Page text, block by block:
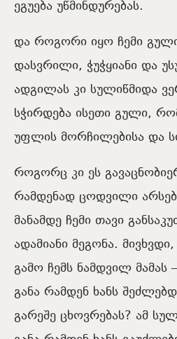
ეგუება უწმინდურებას.
და როგორი იყო ჩემი
დასვრილი, ჭუჭყიანი და
ადგილას კი სულიწმიდა
სჭირდება ისეთი გული,
უფლის მორჩილებისა და
როგორც კი ეს
რამდენად ცოდვილი
მანამდე ჩემი თავი
ადამიანი მეგონა.
გამო ჩემს ნამდვილ
განა რამდენ ხანს
გარეშე ცხოვრებას? ამ